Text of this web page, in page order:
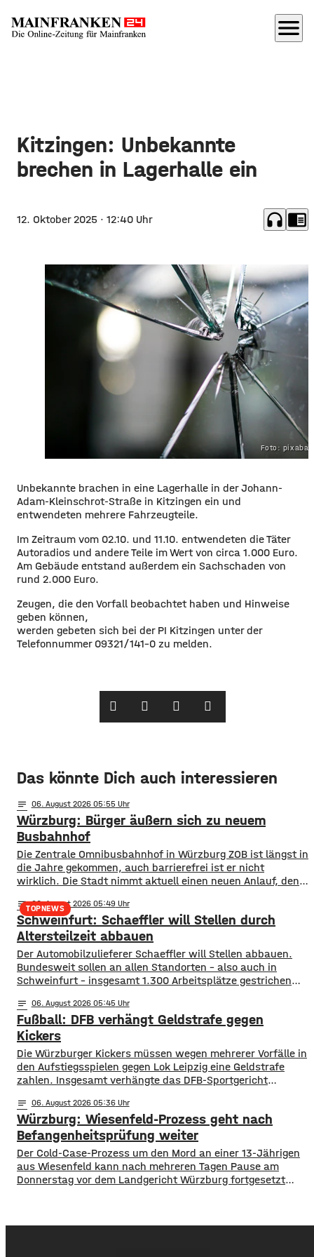
menu
Kitzingen: Unbekannte
brechen in Lagerhalle ein
12. Oktober 2025 · 12:40 Uhr headphones chrome_reader_mode
Foto:
Unbekannte brachen in eine Lagerhalle in der Johann-
Adam-Kleinschrot-Straße in Kitzingen ein und
entwendeten mehrere Fahrzeugteile.
Im Zeitraum vom 02.10. und 11.10. entwendeten die Täter
Autoradios und andere Teile im Wert von circa 1.000 Euro.
Am Gebäude entstand außerdem ein Sachschaden von
rund 2.000 Euro.
Zeugen, die den Vorfall beobachtet haben und Hinweise
geben können,
werden gebeten sich bei der PI Kitzingen unter der
Telefonnummer 09321/141-0 zu melden.
Das könnte Dich auch interessieren
notes 06. August 2026 05:55
Würzburg: Bürger äußern sich zu neuem
Busbahnhof
Die Zentrale Omnibusbahnhof in Würzburg ZOB ist längst in
die Jahre gekommen, auch barrierefrei ist er nicht
wirklich. Die Stadt nimmt aktuell einen neuen Anlauf, den
gesamten Busverkehr umzugestalten. In einer
Bürgerbeteiligung konnten die Würzburger jetzt Lob, Kritik
und Wünsche einbringen. Was gut funktioniert sind
demnach die
TOPNEWS
notes 06. August 2026 05:49
Schweinfurt: Schaeffler will Stellen durch
Altersteilzeit abbauen
Der Automobilzulieferer Schaeffler will Stellen abbauen.
Bundesweit sollen an allen Standorten – also auch in
Schweinfurt – insgesamt 1.300 Arbeitsplätze gestrichen
Beschäftigte der Jahrgänge 1971 und älter können
Angebote zur Altersteilzeit nutzen. Laut dem Konzern ist
das Interesse daran groß. Hintergrund sind ein schwieriges
Marktumfeld und sinkende Umsätze im
notes 06. August 2026 05:45
Fußball: DFB verhängt Geldstrafe gegen
Kickers
Die Würzburger Kickers müssen wegen mehrerer Vorfälle in
den Aufstiegsspielen gegen Lok Leipzig eine Geldstrafe
zahlen. Insgesamt verhängte das DFB-Sportgericht
20.000 Euro entfallen auf 73 gezündete pyrotechnische
Gegenstände im Relegations-Hinspiel in Leipzig am 28. Mai.
Für das Rückspiel am 1. Juni wurden weitere 5.750 Euro
fällig. Dort
notes 06. August 2026 05:36
Würzburg: Wiesenfeld-Prozess geht nach
Befangenheitsprüfung weiter
Der Cold-Case-Prozess um den Mord an einer 13-Jährigen
aus Wiesenfeld kann nach mehreren Tagen Pause am
Donnerstag vor dem Landgericht Würzburg fortgesetzt